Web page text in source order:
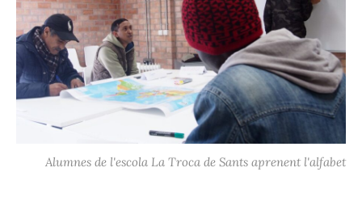
Alumnes de l'escola La Troca de Sants aprenent l'alfabet